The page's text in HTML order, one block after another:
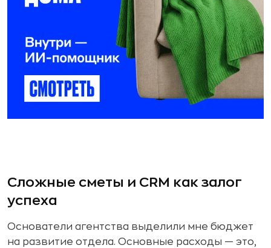
Сложные сметы и CRM как залог
успеха
Основатели агентства выделили мне бюджет
на развитие отдела. Основные расходы — это,